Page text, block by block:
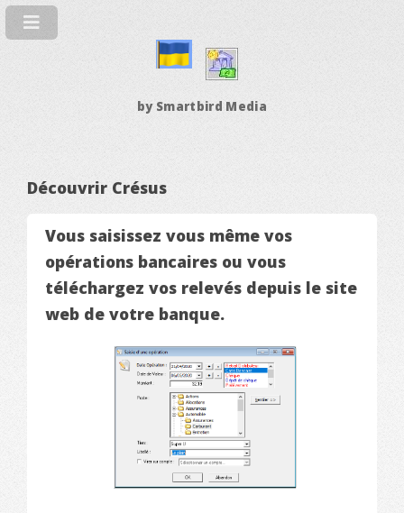
by Smartbird Media
Découvrir Crésus
Vous saisissez vous même vos
opérations bancaires ou vous
téléchargez vos relevés depuis le site
web de votre banque.